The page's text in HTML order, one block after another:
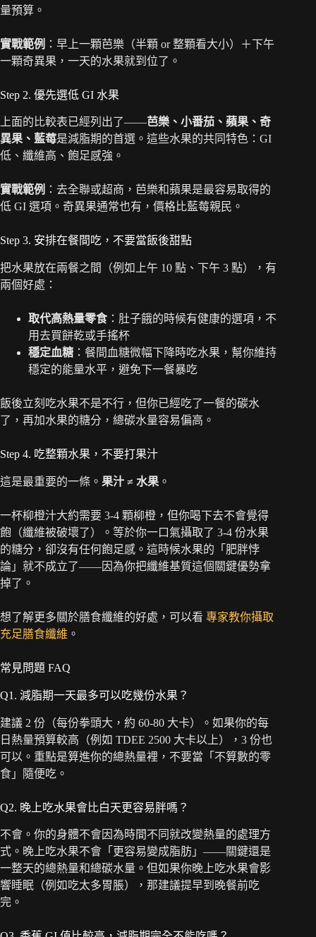
量預算。
實戰範例 ：早上一顆芭樂（半顆 or 整顆看大小）＋下午
一顆奇異果，一天的水果就到位了。
Step 2. 優先選低 GI 水果
上面的比較表已經列出了——芭樂、小番茄、蘋果、奇
異果、藍莓是減脂期的首選。這些水果的共同特色：GI
低、纖維高、飽足感強。
實戰範例 ：去全聯或超商，芭樂和蘋果是最容易取得的
低 GI 選項。奇異果通常也有，價格比藍莓親民。
Step 3. 安排在餐間吃，不要當飯後甜點
把水果放在兩餐之間（例如上午 10 點、下午 3 點），有
兩個好處：
取代高熱量零食：肚子餓的時候有健康的選項，不
用去買餅乾或手搖杯
穩定血糖 ：餐間血糖微幅下降時吃水果，幫你維持
穩定的能量水平，避免下一餐暴吃
飯後立刻吃水果不是不行，但你已經吃了一餐的碳水
了，再加水果的糖分，總碳水量容易偏高。
Step 4. 吃整顆水果，不要打果汁
這是最重要的一條。 果汁 ≠ 水果 。
一杯柳橙汁大約需要 3-4 顆柳橙，但你喝下去不會覺得
飽（纖維被破壞了）。等於你一口氣攝取了 3-4 份水果
的糖分，卻沒有任何飽足感。這時候水果的「肥胖悖
論」就不成立了——因為你把纖維基質這個關鍵優勢拿
掉了。
想了解更多關於膳食纖維的好處，可以看 專家教你攝取
充足膳食纖維 。
常見問題 FAQ
Q1. 減脂期一天最多可以吃幾份水果？
建議 2 份（每份拳頭大，約 60-80 大卡）。如果你的每
日熱量預算較高（例如 TDEE 2500 大卡以上），3 份也
可以。重點是算進你的總熱量裡，不要當「不算數的零
食」隨便吃。
Q2. 晚上吃水果會比白天更容易胖嗎？
不會。你的身體不會因為時間不同就改變熱量的處理方
式。晚上吃水果不會「更容易變成脂肪」——關鍵還是
一整天的總熱量和總碳水量。但如果你晚上吃水果會影
響睡眠（例如吃太多胃脹），那建議提早到晚餐前吃
完。